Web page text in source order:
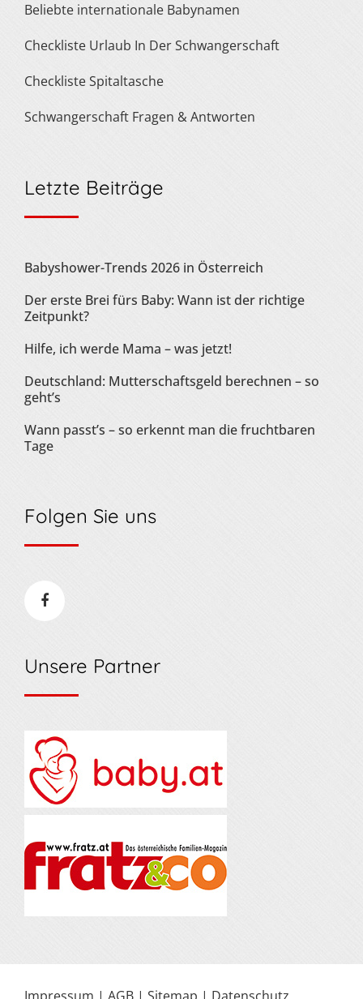
Beliebte internationale Babynamen
Checkliste Urlaub In Der Schwangerschaft
Checkliste Spitaltasche
Schwangerschaft Fragen & Antworten
Letzte Beiträge
Babyshower-Trends 2026 in Österreich
Der erste Brei fürs Baby: Wann ist der richtige
Zeitpunkt?
Hilfe, ich werde Mama – was jetzt!
Deutschland: Mutterschaftsgeld berechnen – so
geht’s
Wann passt’s – so erkennt man die fruchtbaren
Tage
Folgen Sie uns
Unsere Partner